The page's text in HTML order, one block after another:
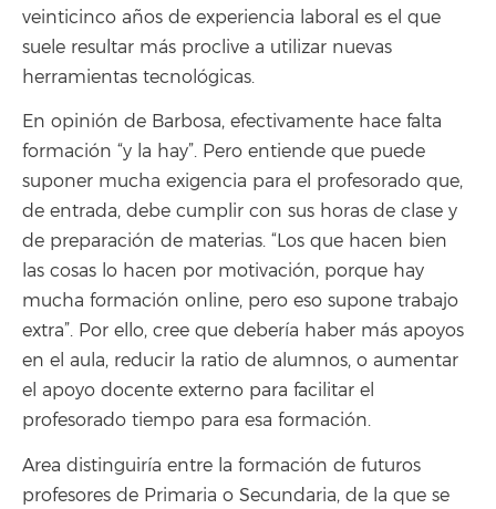
veinticinco años de experiencia laboral es el que
suele resultar más proclive a utilizar nuevas
herramientas tecnológicas.
En opinión de Barbosa, efectivamente hace falta
formación “y la hay”. Pero entiende que puede
suponer mucha exigencia para el profesorado que,
de entrada, debe cumplir con sus horas de clase y
de preparación de materias. “Los que hacen bien
las cosas lo hacen por motivación, porque hay
mucha formación online, pero eso supone trabajo
extra”. Por ello, cree que debería haber más apoyos
en el aula, reducir la ratio de alumnos, o aumentar
el apoyo docente externo para facilitar el
profesorado tiempo para esa formación.
Area distinguiría entre la formación de futuros
profesores de Primaria o Secundaria, de la que se